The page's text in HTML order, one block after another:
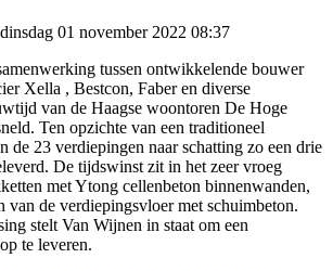
01 november 2022 08:37
tussen ontwikkelende bouwer
Xella , Bestcon, Faber en diverse
van de Haagse woontoren De Hoge
Ten opzichte van een traditioneel
de 23 verdiepingen naar schatting zo een drie
De tijdswinst zit in het zeer vroeg
met Ytong cellenbeton binnenwanden,
van de verdiepingsvloer met schuimbeton.
stelt Van Wijnen in staat om een
te leveren.